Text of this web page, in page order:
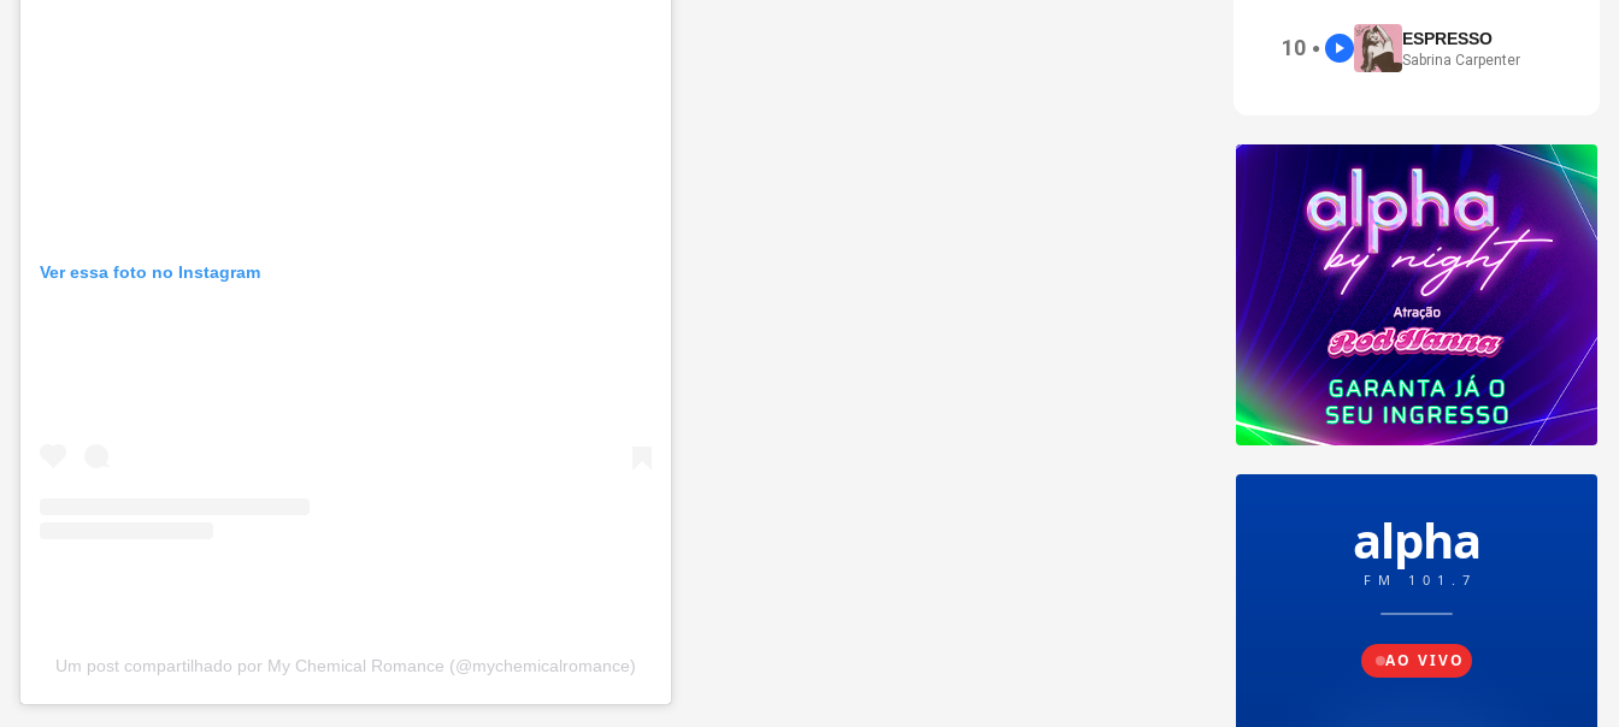
Ver essa foto no Instagram
Um post compartilhado por My Chemical Romance (@mychemicalromance)
10 ● ESPRESSO
Sabrina Carpenter